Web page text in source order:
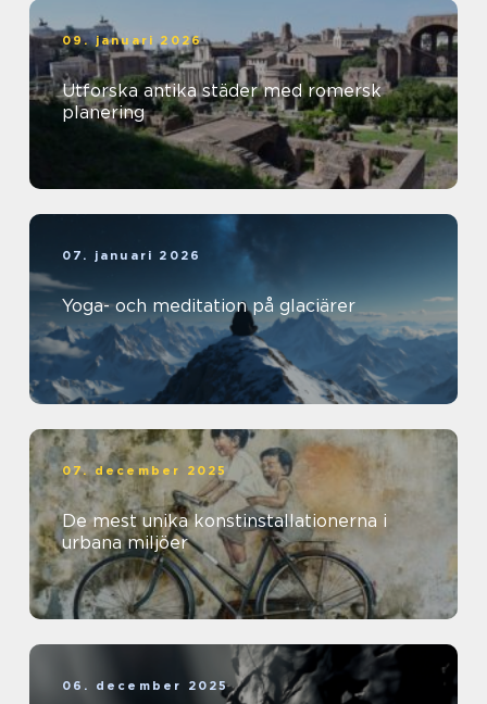
09. januari 2026
Utforska antika städer med romersk
planering
07. januari 2026
Yoga- och meditation på glaciärer
07. december 2025
De mest unika konstinstallationerna i
urbana miljöer
06. december 2025